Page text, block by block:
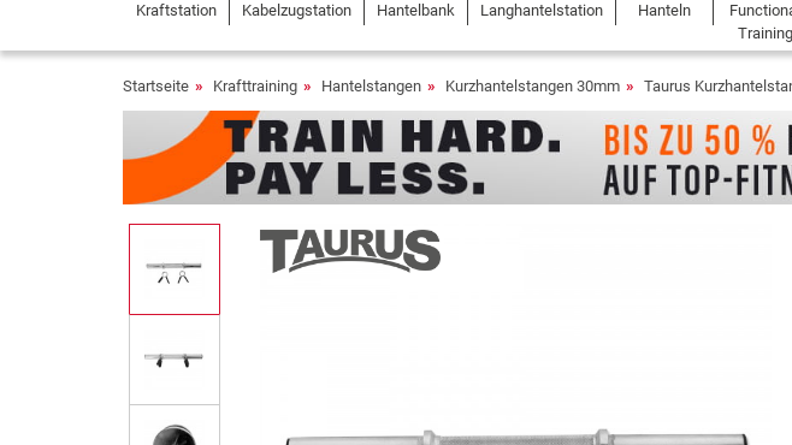
Kraftstation Kabelzugstation Hantelbank Langhantelstation Hanteln
Training
Startseite Krafttraining Hantelstangen Kurzhantelstangen 30mm Taurus